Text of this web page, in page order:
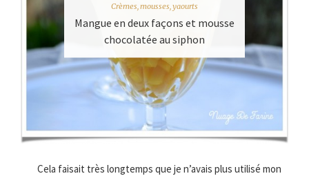
Crèmes, mousses, yaourts
Mangue en deux façons et mousse
chocolatée au siphon
Cela faisait très longtemps que je n’avais plus utilisé mon